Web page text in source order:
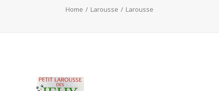
Home Larousse Larousse